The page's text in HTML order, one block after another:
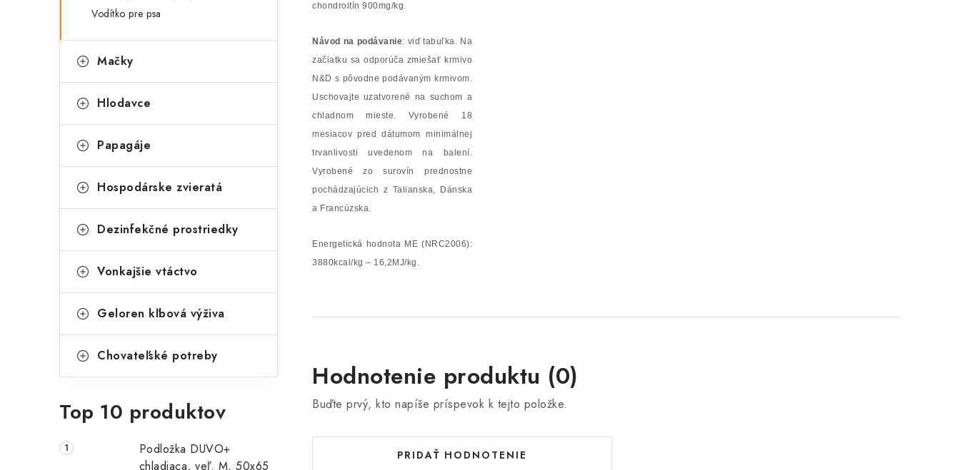
Vodítko pre psa
Mačky
Hlodavce
Papagáje
Hospodárske zvieratá
Dezinfekčné prostriedky
Vonkajšie vtáctvo
Geloren kľbová výživa
Chovateľské potreby
Top 10 produktov
Podložka DUVO+
chladiaca, veľ. M, 50x65
chondroitín 900mg/kg.
Návod na podávanie: viď tabuľka. Na
začiatku sa odporúča zmiešať krmivo
N&D s pôvodne podávaným krmivom.
Uschovajte uzatvorené na suchom a
chladnom mieste. Vyrobené 18
mesiacov pred dátumom minimálnej
trvanlivosti uvedenom na balení.
Vyrobené zo surovín prednostne
pochádzajúcich z Talianska, Dánska
a Francúzska.
Energetická hodnota ME (NRC2006):
3880kcal/kg – 16,2MJ/kg.
Hodnotenie produktu (0)
Buďte prvý, kto napíše príspevok k tejto položke.
PRIDAŤ HODNOTENIE